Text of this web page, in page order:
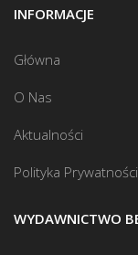
INFORMACJE
Główna
O Nas
Aktualności
Polityka Prywatności
WYDAWNICTWO